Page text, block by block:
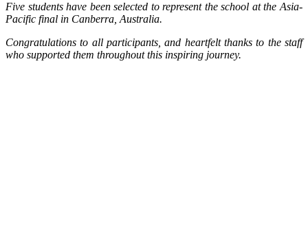
Five students have been selected to represent the school at the Asia-
Pacific final in Canberra, Australia.
Congratulations to all participants, and heartfelt thanks to the staff
who supported them throughout this inspiring journey.